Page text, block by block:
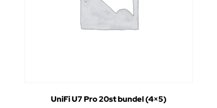
UniFi U7 Pro 20st bundel (4×5)